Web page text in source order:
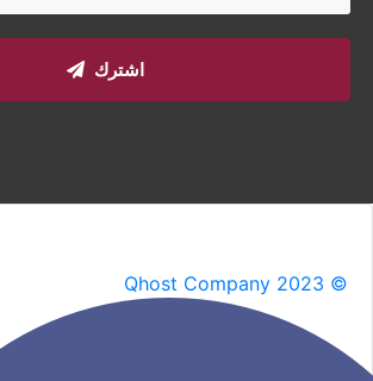
اشترك
Qhost Company 2023 ©